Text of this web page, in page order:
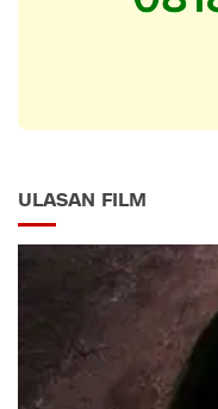
ULASAN FILM